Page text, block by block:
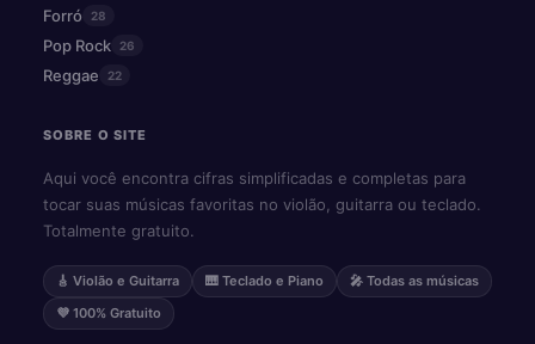
Forró 28
Pop Rock 26
Reggae 22
SOBRE O SITE
Aqui você encontra cifras simplificadas e completas para
tocar suas músicas favoritas no violão, guitarra ou teclado.
Totalmente gratuito.
🎸 Violão e Guitarra 🎹 Teclado e Piano
🎤 Todas as músicas
💜 100% Gratuito